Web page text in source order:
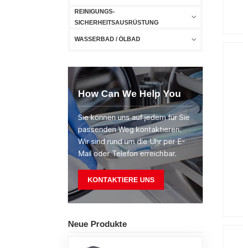
REINIGUNGS-
SICHERHEITSAUSRÜSTUNG
WASSERBAD / ÖLBAD
How Can We Help You
Sie können uns auf jedem für Sie
passenden Weg kontaktieren.
Wir sind rund um die Uhr per E-
Mail oder Telefon erreichbar.
KONTAKTIERE UNS
Neue Produkte